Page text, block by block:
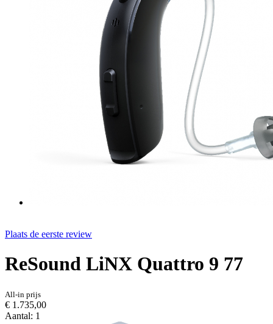
Plaats de eerste review
ReSound LiNX Quattro 9 77
All-in prijs
€ 1.735,00
Aantal: 1